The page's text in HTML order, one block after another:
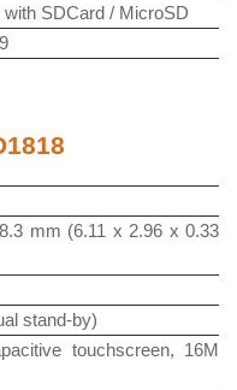
SDCard / MicroSD
mm (6.11 x 2.96 x 0.33
stand-by)
touchscreen, 16M